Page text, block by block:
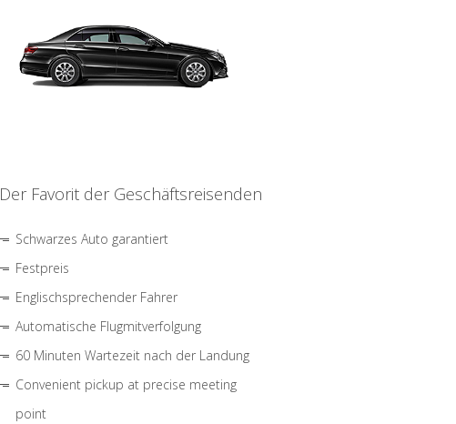
Der Favorit der Geschäftsreisenden
Schwarzes Auto garantiert
Festpreis
Englischsprechender Fahrer
Automatische Flugmitverfolgung
60 Minuten Wartezeit nach der Landung
Convenient pickup at precise meeting
point